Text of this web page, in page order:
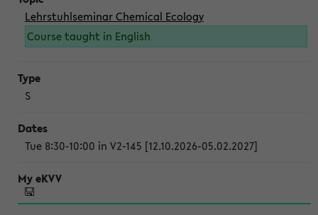
Lehrstuhlseminar Chemical Ecology
Course taught in English
S
Tue 8:30-10:00 in V2-145 [12.10.2026-05.02.2027]